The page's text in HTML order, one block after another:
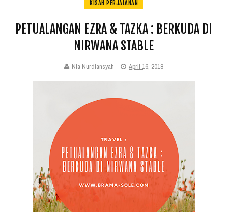
KISAH PERJALANAN
PETUALANGAN EZRA & TAZKA : BERKUDA DI
NIRWANA STABLE
Nia Nurdiansyah April 16, 2018